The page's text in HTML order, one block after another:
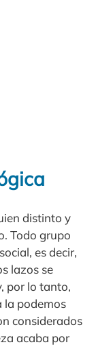
distinto y
Todo grupo
es decir,
lazos se
por lo tanto,
la podemos
considerados
acaba por